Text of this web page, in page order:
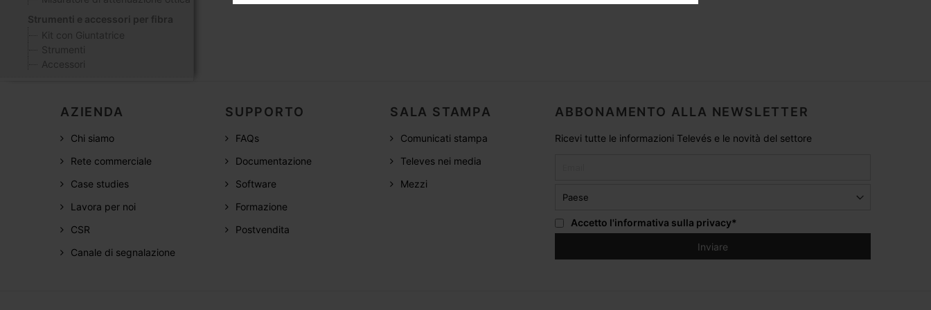
Strumenti e accessori per fibra
Kit con Giuntatrice
Strumenti
Accessori
AZIENDA
Chi siamo
Rete commerciale
Case studies
Lavora per noi
CSR
Canale di segnalazione
SUPPORTO
FAQs
Documentazione
Software
Formazione
Postvendita
SALA STAMPA
Comunicati stampa
Televes nei media
Mezzi
ABBONAMENTO ALLA NEWSLETTER
Ricevi tutte le informazioni Televés e le novità del settore
Accetto l'informativa sulla privacy*